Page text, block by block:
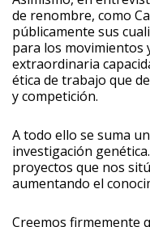
de renombre, como
públicamente sus
para los movimientos
extraordinaria
ética de trabajo que
y competición.
A todo ello se suma
investigación
proyectos que nos
aumentando el
Creemos firmemente